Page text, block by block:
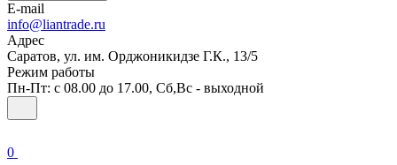
E-mail
info@liantrade.ru
Адрес
Саратов, ул. им. Орджоникидзе Г.К., 13/5
Режим работы
Пн-Пт: c 08.00 до 17.00, Cб,Вс - выходной
0